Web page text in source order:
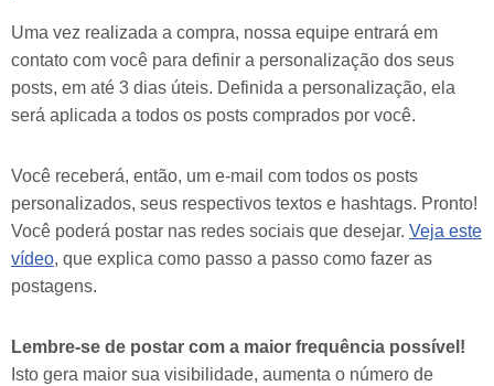
Uma vez realizada a compra, nossa equipe entrará em
contato com você para definir a personalização dos seus
posts, em até 3 dias úteis. Definida a personalização, ela
será aplicada a todos os posts comprados por você.
Você receberá, então, um e-mail com todos os posts
personalizados, seus respectivos textos e hashtags. Pronto!
Você poderá postar nas redes sociais que desejar. Veja este
vídeo, que explica como passo a passo como fazer as
postagens.
Lembre-se de postar com a maior frequência possível!
Isto gera maior sua visibilidade, aumenta o número de